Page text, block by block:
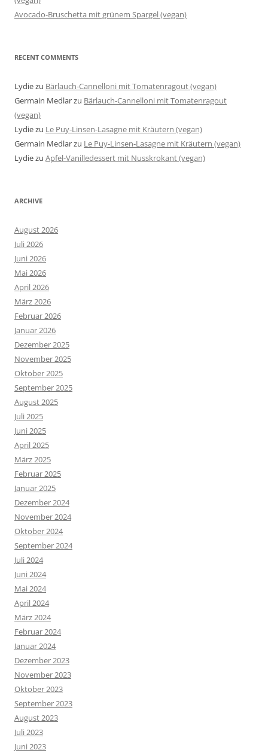
Avocado-Bruschetta mit grünem Spargel (vegan)
RECENT COMMENTS
Lydiezu Bärlauch-Cannelloni mit Tomatenragout (vegan)
Germain Medlarzu Bärlauch-Cannelloni mit Tomatenragout
(vegan)
Lydiezu Le Puy-Linsen-Lasagne mit Kräutern (vegan)
Germain Medlarzu Le Puy-Linsen-Lasagne mit Kräutern (vegan)
Lydiezu Apfel-Vanilledessert mit Nusskrokant (vegan)
ARCHIVE
August 2026
Juli 2026
Juni 2026
Mai 2026
April 2026
März 2026
Februar 2026
Januar 2026
Dezember 2025
November 2025
Oktober 2025
September 2025
August 2025
Juli 2025
Juni 2025
April 2025
März 2025
Februar 2025
Januar 2025
Dezember 2024
November 2024
Oktober 2024
September 2024
Juli 2024
Juni 2024
Mai 2024
April 2024
März 2024
Februar 2024
Januar 2024
Dezember 2023
November 2023
Oktober 2023
September 2023
August 2023
Juli 2023
Juni 2023